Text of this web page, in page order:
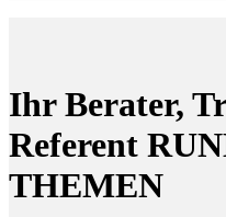
Ihr Berater,
Referent
THEMEN